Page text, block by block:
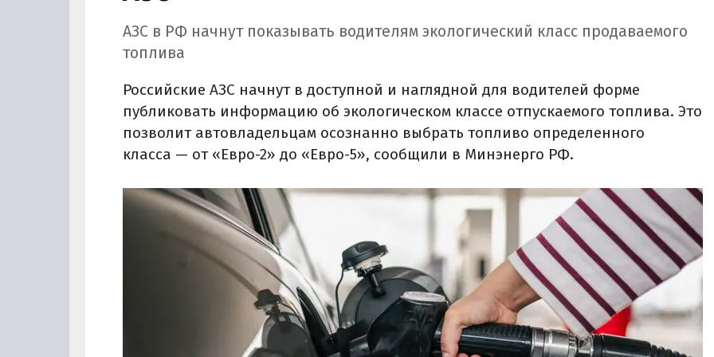
АЗС в РФ начнут показывать водителям экологический класс продаваемого
топлива
Российские АЗС начнут в доступной и наглядной для водителей форме
публиковать информацию об экологическом классе отпускаемого топлива. Это
позволит автовладельцам осознанно выбрать топливо определенного
класса — от «Евро-2» до «Евро-5», сообщили в Минэнерго РФ.